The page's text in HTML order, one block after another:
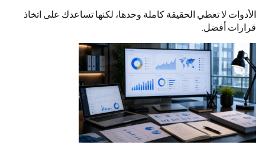
الأدوات لا تعطي الحقيقة كاملة وحدها، لكنها تساعدك على اتخاذ
قرارات أفضل.